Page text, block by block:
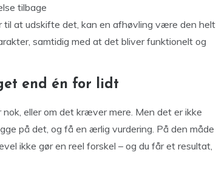
tilbage
til at udskifte det, kan en afhøvling være den helt
samtidig med at det bliver funktionelt og
end én for lidt
eller om det kræver mere. Men det er ikke
på det, og få en ærlig vurdering. På den måde
ikke gør en reel forskel – og du får et resultat,